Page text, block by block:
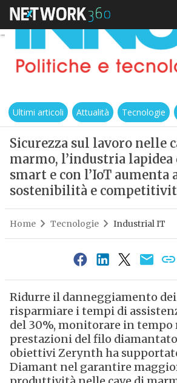
Ultimi articoli Attualità Tecnologie
Sicurezza sul lavoro nelle
marmo, l’industria lapidea
smart e con l’IoT aumenta
sostenibilità e
Home Tecnologie Industrial IT
Ridurre il danneggiamento
risparmiare i tempi di
del 30%, monitorare in tempo
prestazioni del filo
obiettivi Zerynth ha
Diamant nel garantire